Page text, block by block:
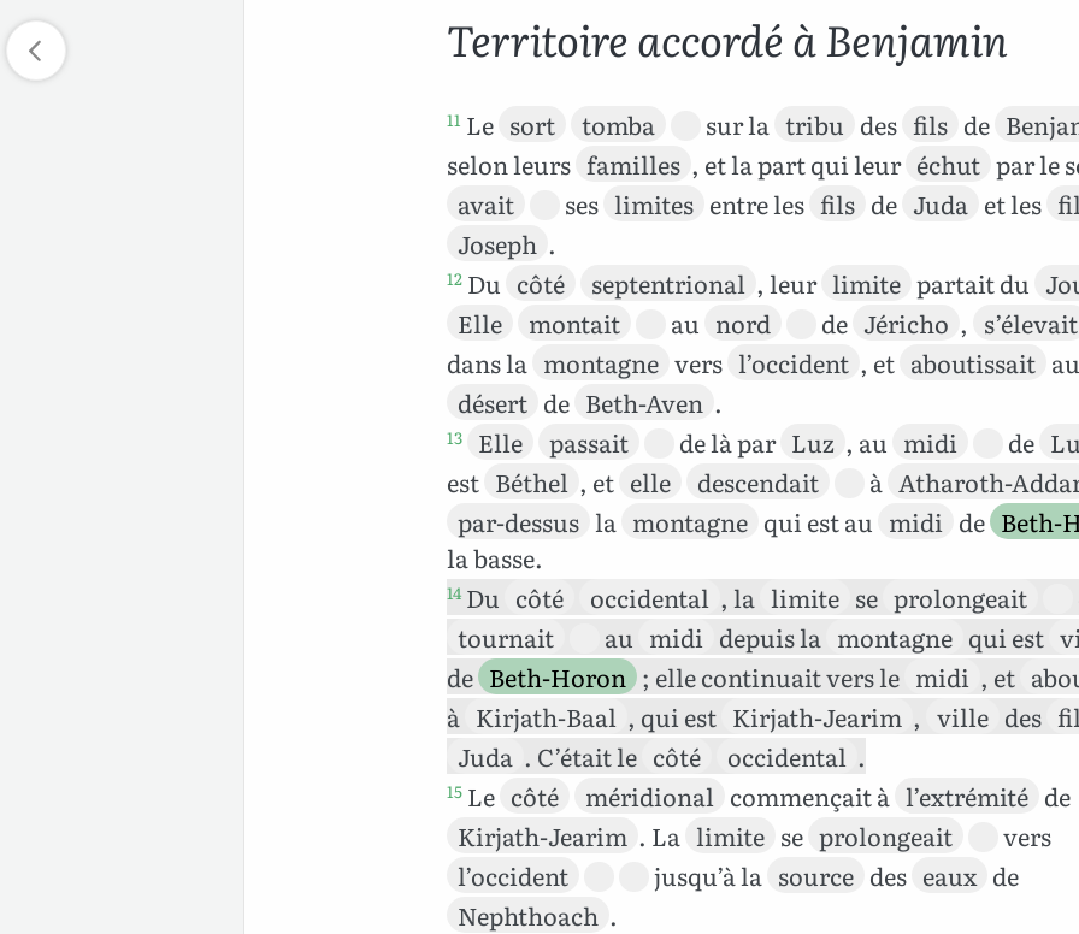
Territoire accordé à Benjamin
11 Le sort tomba sur la tribu des fils de
selon leurs familles , et la part qui leur échut par le
avait
ses limites entre les fils de Juda et les
Joseph .
12 Du côté septentrional , leur limite partait du
Elle
montait au nord de Jéricho , s’élevait
dans la montagne vers l’occident , et aboutissait au
désert de Beth-Aven .
13 Elle passait de là par Luz , au midi de
est Béthel , et elle descendait à Atharoth-
par-dessus la montagne qui est au midi de Beth-
la basse.
14 Du côté occidental , la limite se prolongeait
tournait
au midi depuis la montagne qui est
de Beth-Horon ; elle continuait vers le midi , et
à Kirjath-Baal , qui est Kirjath-Jearim , ville des
Juda . C’était le côté occidental .
15 Le côté méridional commençait à l’extrémité de
Kirjath-Jearim . La limite se prolongeait
vers
l’occident
jusqu’à la source des eaux de
Nephthoach .